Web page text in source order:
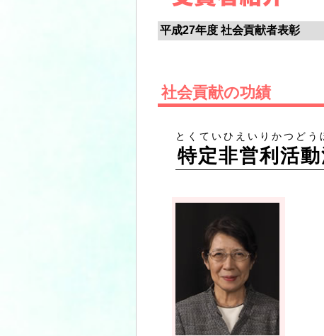
平成27年度 社会貢献者表彰
社会貢献の功績
とくていひえいりかつど
特定非営利活